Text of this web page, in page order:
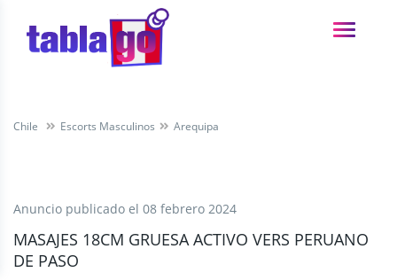
Chile Escorts Masculinos Arequipa
Anuncio publicado el 08 febrero 2024
MASAJES 18CM GRUESA ACTIVO VERS PERUANO
DE PASO